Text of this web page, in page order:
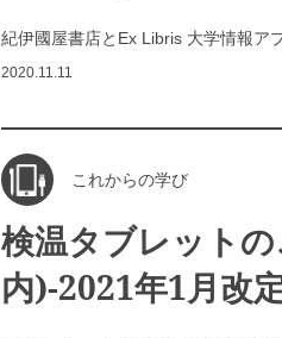
紀伊國屋書店とEx Libris 大学情報ア
2020.11.11
これからの学び
検温タブレット
内)-2021年1月改